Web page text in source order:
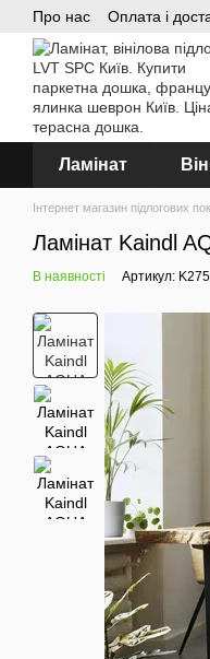
Перейти до основного
Про нас Оплата і
Ламінат
Інтернет магазин підлогових
Ламінат Kaindl
В наявності Артикул: